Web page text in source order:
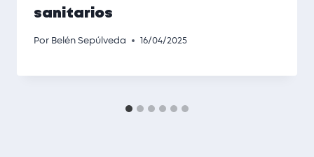
sanitarios
Por Belén Sepúlveda 16/04/2025